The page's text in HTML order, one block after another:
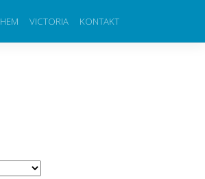
HEM VICTORIA KONTAKT